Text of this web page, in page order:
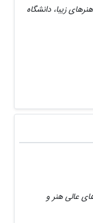
زیبا، دانشگاه
عالی هنر و